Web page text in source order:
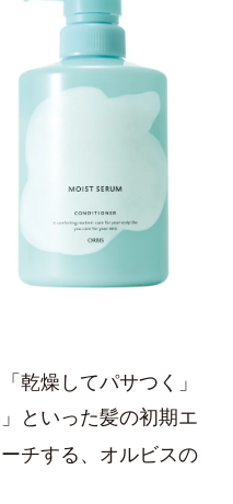
乾燥してパサつく」
といった髪の初期エ
チする、オルビスの